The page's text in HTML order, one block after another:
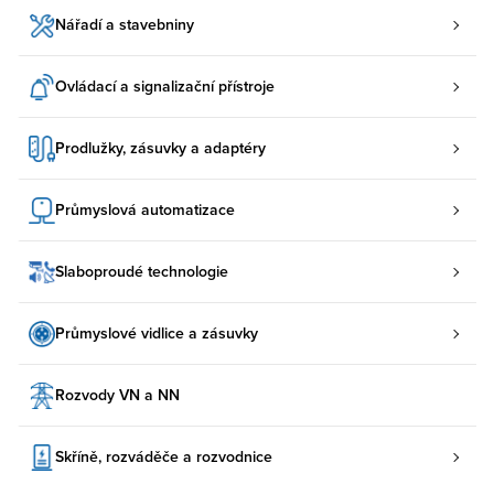
Nářadí a stavebniny
Ovládací a signalizační přístroje
Prodlužky, zásuvky a adaptéry
Průmyslová automatizace
Slaboproudé technologie
Průmyslové vidlice a zásuvky
Rozvody VN a NN
Skříně, rozváděče a rozvodnice